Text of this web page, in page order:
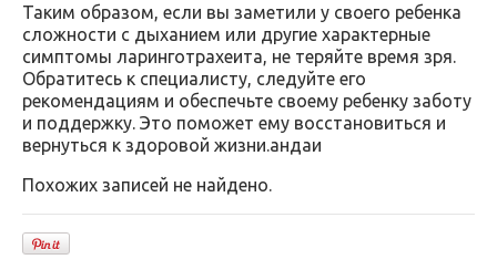
Таким образом, если вы заметили у своего ребенка
сложности с дыханием или другие характерные
симптомы ларинготрахеита, не теряйте время зря.
Обратитесь к специалисту, следуйте его
рекомендациям и обеспечьте своему ребенку заботу
и поддержку. Это поможет ему восстановиться и
вернуться к здоровой жизни.андаи
Похожих записей не найдено.